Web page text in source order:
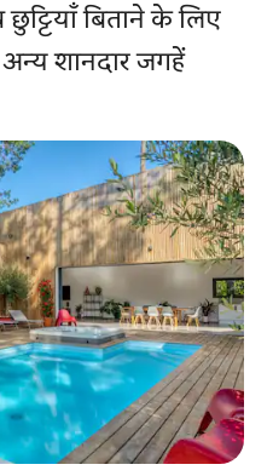
बिताने के लिए
शानदार जगहें